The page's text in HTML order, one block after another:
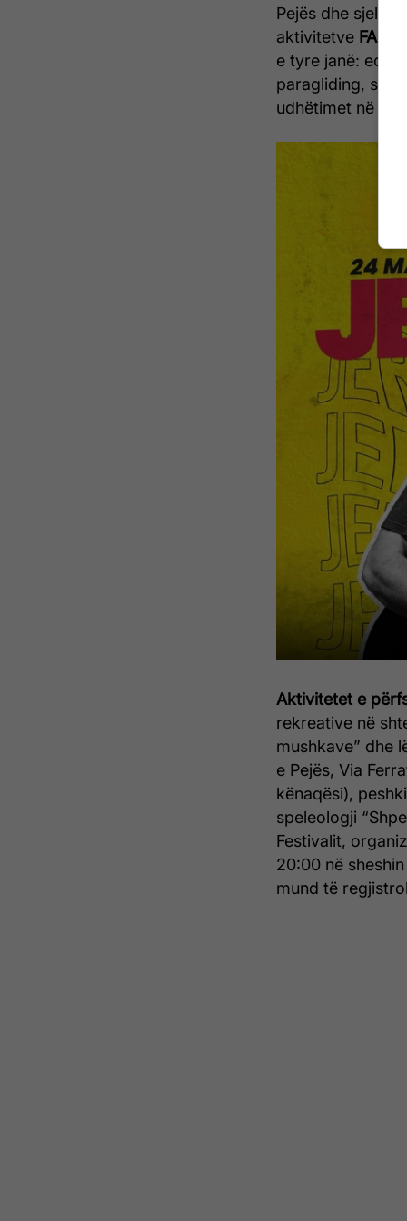
Pejës dhe sjell
aktivitetve FALAS
e tyre janë: ecje
paragliding,
udhëtimet në
Aktivitetet e
rekreative në
mushkave” dhe
e Pejës, Via
kënaqësi),
speleologji
Festivalit,
20:00 në
mund të